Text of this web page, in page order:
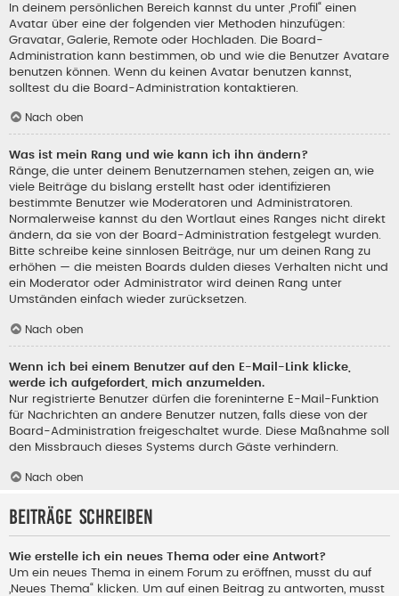
In deinem persönlichen Bereich kannst du unter „Profil“ einen
Avatar über eine der folgenden vier Methoden hinzufügen:
Gravatar, Galerie, Remote oder Hochladen. Die Board-
Administration kann bestimmen, ob und wie die Benutzer Avatare
benutzen können. Wenn du keinen Avatar benutzen kannst,
solltest du die Board-Administration kontaktieren.
Nach oben
Was ist mein Rang und wie kann ich ihn ändern?
Ränge, die unter deinem Benutzernamen stehen, zeigen an, wie
viele Beiträge du bislang erstellt hast oder identifizieren
bestimmte Benutzer wie Moderatoren und Administratoren.
Normalerweise kannst du den Wortlaut eines Ranges nicht direkt
ändern, da sie von der Board-Administration festgelegt wurden.
Bitte schreibe keine sinnlosen Beiträge, nur um deinen Rang zu
erhöhen — die meisten Boards dulden dieses Verhalten nicht und
ein Moderator oder Administrator wird deinen Rang unter
Umständen einfach wieder zurücksetzen.
Nach oben
Wenn ich bei einem Benutzer auf den E-Mail-Link klicke,
werde ich aufgefordert, mich anzumelden.
Nur registrierte Benutzer dürfen die foreninterne E-Mail-Funktion
für Nachrichten an andere Benutzer nutzen, falls diese von der
Board-Administration freigeschaltet wurde. Diese Maßnahme soll
den Missbrauch dieses Systems durch Gäste verhindern.
Nach oben
Beiträge schreiben
Wie erstelle ich ein neues Thema oder eine Antwort?
Um ein neues Thema in einem Forum zu eröffnen, musst du auf
„Neues Thema“ klicken. Um auf einen Beitrag zu antworten, musst